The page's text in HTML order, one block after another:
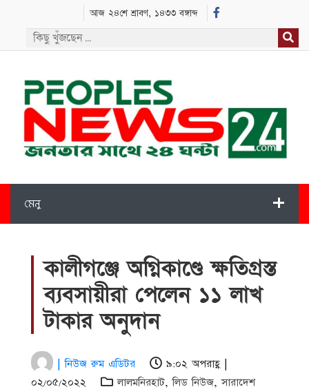
আজ ২৪শে শ্রাবণ, ১৪৩৩ বঙ্গাব্দ
মেনু
কালীগঞ্জে অগ্নিকাণ্ডে ক্ষতিগ্রস্ত
ব্যবসায়ীরা পেলেন ১১ লাখ
টাকার অনুদান
| নিউজ রুম এডিটর
৯:০২ অপরাহ্ণ |
০২/০৫/২০২২
লালমনিরহাট,লিড নিউজ,সারাদেশ